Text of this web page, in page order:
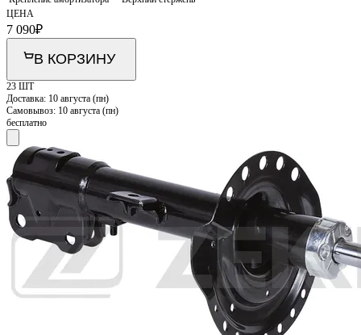
ЦЕНА
7 090₽
В КОРЗИНУ
23 ШТ
Доставка: 10 августа (пн)
Самовывоз: 10 августа (пн)
бесплатно